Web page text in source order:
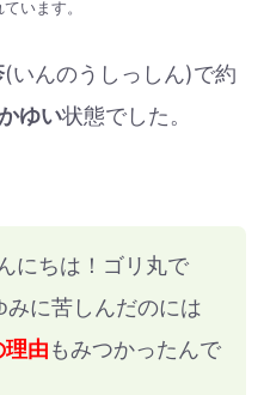
います。
(いんのうしっしん)で約
ゆい状態でした。
にちは！ゴリ丸で
に苦しんだのには
理由もみつかったんで